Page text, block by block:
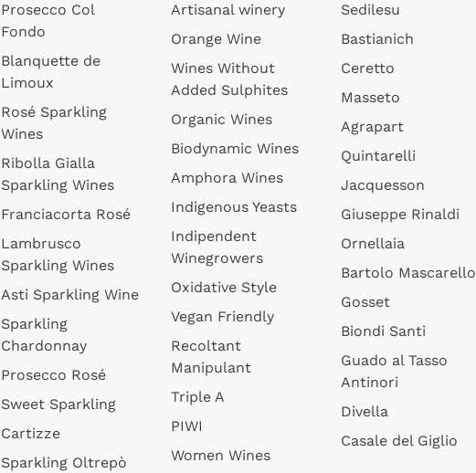
Prosecco Col
Fondo
Blanquette de
Limoux
Rosé Sparkling
Wines
Ribolla Gialla
Sparkling Wines
Franciacorta Rosé
Lambrusco
Sparkling Wines
Asti Sparkling Wine
Sparkling
Chardonnay
Prosecco Rosé
Sweet Sparkling
Cartizze
Sparkling Oltrepò
Artisanal winery
Orange Wine
Wines Without
Added Sulphites
Organic Wines
Biodynamic Wines
Amphora Wines
Indigenous Yeasts
Indipendent
Winegrowers
Oxidative Style
Vegan Friendly
Recoltant
Manipulant
Triple A
PIWI
Women Wines
Sedilesu
Bastianich
Ceretto
Masseto
Agrapart
Quintarelli
Jacquesson
Giuseppe Rinaldi
Ornellaia
Bartolo Mascarello
Gosset
Biondi Santi
Guado al Tasso
Antinori
Divella
Casale del Giglio